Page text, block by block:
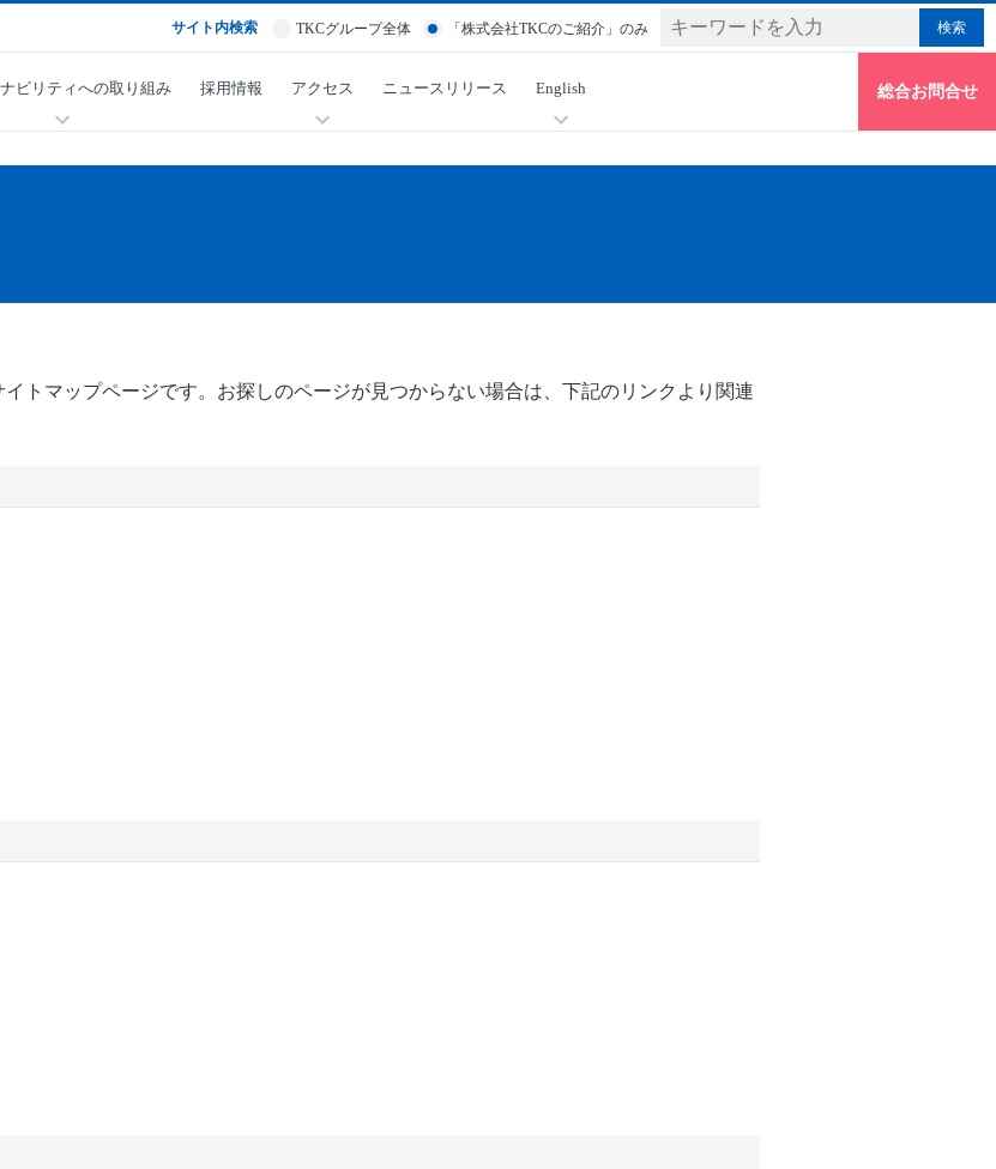
サイト内検索 TKCグループ全体 「株式会社TKCのご紹介」のみ
ビリティへの取り組み 採用情報 アクセス ニュースリリース English 総合お問合せ
トマップページです。お探しのページが見つからない場合は、下記のリンクより関連